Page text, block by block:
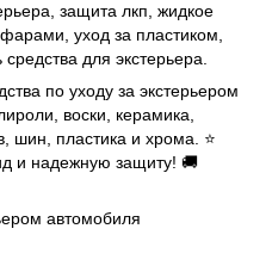
защита лкп, жидкое
уход за пластиком,
для экстерьера.
по уходу за экстерьером
воски, керамика,
шин, пластика и хрома. ⭐
и надежную защиту! 🚚
автомобиля